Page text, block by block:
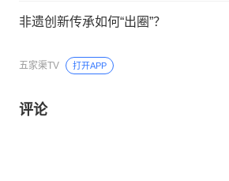
非遗创新传承如何“出圈”？
五家渠TV 打开APP
评论